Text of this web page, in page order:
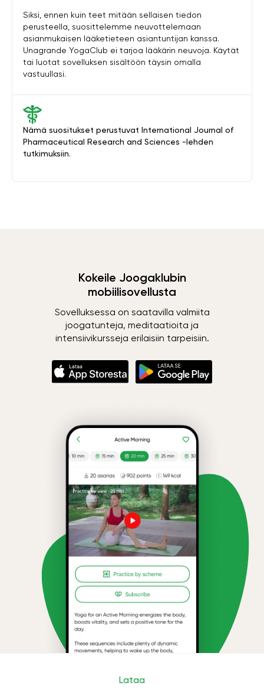
Nämä suositukset perustuvat International Journal of
Pharmaceutical Research and Sciences -lehden
tutkimuksiin.
Siksi, ennen kuin teet mitään sellaisen tiedon
perusteella, suosittelemme neuvottelemaan
asianmukaisen lääketieteen asiantuntijan kanssa.
Unagrande YogaClub ei tarjoa lääkärin neuvoja. Käytät
tai luotat sovelluksen sisältöön täysin omalla
vastuullasi.
Kokeile Joogaklubin
mobiilisovellusta
Sovelluksessa on saatavilla valmiita
joogatunteja, meditaatioita ja
intensiivikursseja erilaisiin tarpeisiin.
Lataa